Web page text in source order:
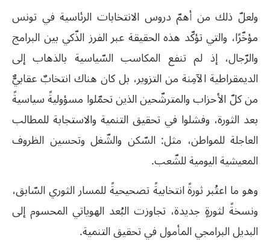
ولعلّ ذلك من أهمّ دروس الانتخابات الرئاسية في تونس
مؤخّرًا، والتي تؤكّد هذه الحقيقة عبر الفرز الذّكي بين البرامج
والرّجال، إذ لم تنفع المكاسب السّياسية بالذهاب إلى
الديمقراطية الآمِنة من التزوير، بل كان هناك انتخابٌ عقابيٌّ
من كلّ الأحزاب والمترشّحين الذين تحمّلوا مسؤوليةً سياسيةً
بعد الثورة، وفشلوا في تحقيق التنمية والاستجابة للمطالب
العاجلة للمواطن، مثل: السّكن والشّغل وتحسين الظروف
المعيشية اليومية للشّعب.
وهو ما اعتُبر ثورةً انتخابيةً تصحيحيةً للمسار الثوري السّابق،
ونسخةً لثورةٍ جديدة، تجاوزت البُعد الهوياتي المحسوم إلى
البديل البرامجي المأمول في تحقيق التنمية.